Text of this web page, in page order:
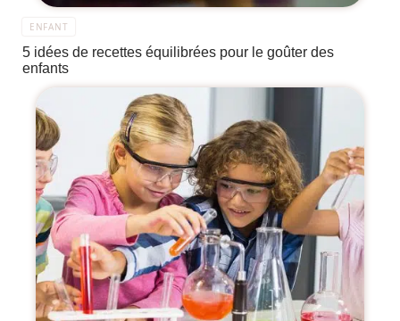
ENFANT
5 idées de recettes équilibrées pour le goûter des
enfants